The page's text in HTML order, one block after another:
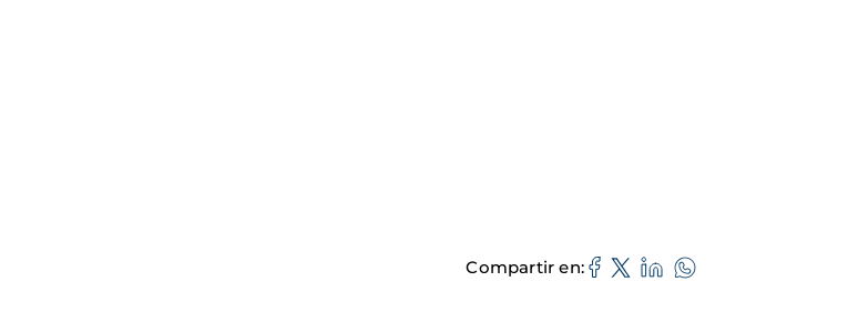
Compartir en